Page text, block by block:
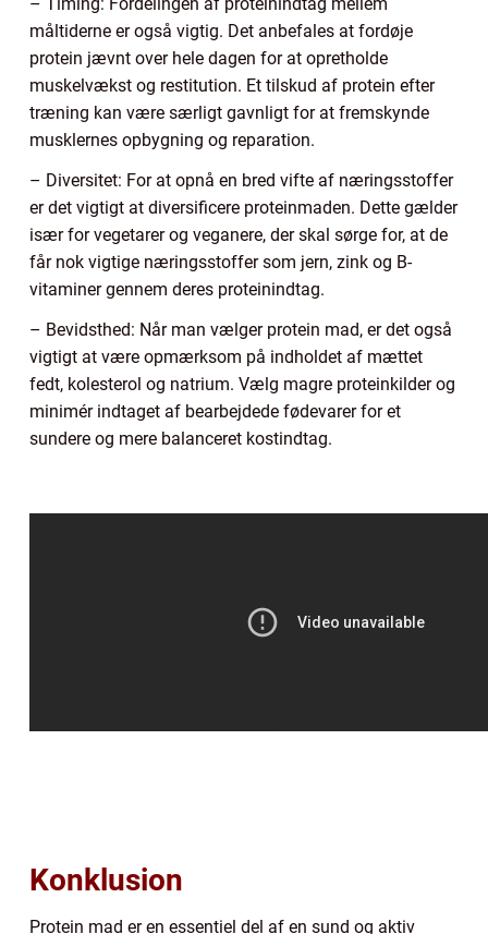
måltiderne er også vigtig. Det anbefales at fordøje
protein jævnt over hele dagen for at opretholde
muskelvækst og restitution. Et tilskud af protein efter
træning kan være særligt gavnligt for at fremskynde
musklernes opbygning og reparation.
– Diversitet: For at opnå en bred vifte af næringsstoffer
er det vigtigt at diversificere proteinmaden. Dette gælder
især for vegetarer og veganere, der skal sørge for, at de
får nok vigtige næringsstoffer som jern, zink og B-
vitaminer gennem deres proteinindtag.
– Bevidsthed: Når man vælger protein mad, er det også
vigtigt at være opmærksom på indholdet af mættet
fedt, kolesterol og natrium. Vælg magre proteinkilder og
minimér indtaget af bearbejdede fødevarer for et
sundere og mere balanceret kostindtag.
Konklusion
Protein mad er en essentiel del af en sund og aktiv